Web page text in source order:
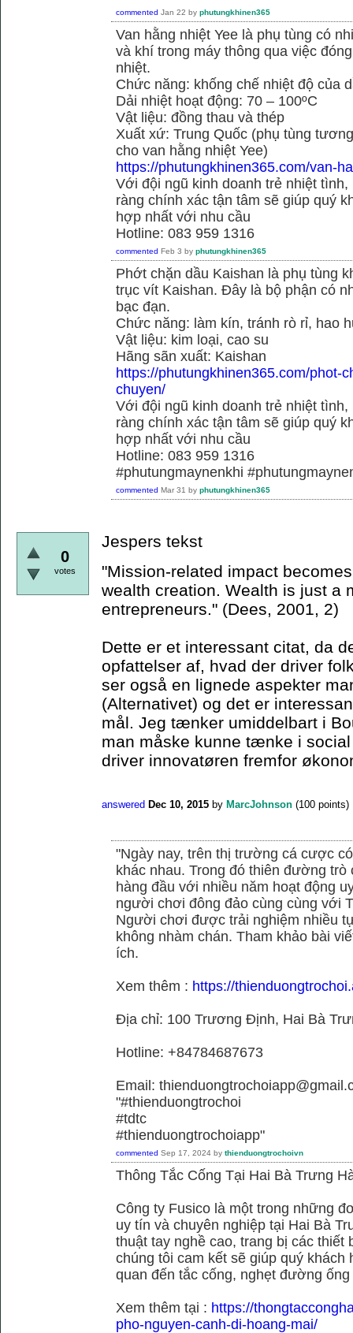
commented Jan 22 by phutungkhinen365
Van hằng nhiệt Yee là phụ tùng có
và khí trong máy thông qua việc
nhiệt.
Chức năng: khống chế nhiệt độ của
Dải nhiệt hoạt động: 70 – 100ºC
Vật liệu: đồng thau và thép
Xuất xứ: Trung Quốc (phụ tùng
cho van hằng nhiệt Yee)
https://phutungkhinen365.com/van-
Với đội ngũ kinh doanh trẻ nhiệt
ràng chính xác tận tâm sẽ giúp quý
hợp nhất với nhu cầu
Hotline: 083 959 1316
commented Feb 3 by phutungkhinen365
Phớt chặn dầu Kaishan là phụ tùng
trục vít Kaishan. Đây là bộ phận có
bạc đạn.
Chức năng: làm kín, tránh rò rỉ, hao
Vật liệu: kim loại, cao su
Hãng sãn xuất: Kaishan
https://phutungkhinen365.com/phot-
chuyen/
Với đội ngũ kinh doanh trẻ nhiệt
ràng chính xác tận tâm sẽ giúp quý
hợp nhất với nhu cầu
Hotline: 083 959 1316
#phutungmaynenkhi
commented Mar 31 by phutungkhinen365
0
votes
Jespers tekst
"Mission-related impact
wealth creation. Wealth is just a
entrepreneurs." (Dees, 2001, 2)
Dette er et interessant citat, da
opfattelser af, hvad der driver
ser også en lignede aspekter
(Alternativet) og det er
mål. Jeg tænker umiddelbart i
man måske kunne tænke i
driver innovatøren fremfor
answered Dec 10, 2015 by MarcJohnson (100 points)
"Ngày nay, trên thị trường cá cược
khác nhau. Trong đó thiên đường
hàng đầu với nhiều năm hoạt động
người chơi đông đảo cùng cùng với
Người chơi được trải nghiệm nhiều
không nhàm chán. Tham khảo bài
ích.
Xem thêm : https://
Địa chỉ: 100 Trương Định, Hai Bà
Hotline: +84784687673
Email:
"#thienduongtrochoi
#tdtc
#thienduongtrochoiapp"
commented Sep 17, 2024 by thienduongtrochoivn
Thông Tắc Cống Tại Hai Bà Trưng
Công ty Fusico là một trong những
uy tín và chuyên nghiệp tại Hai Bà
thuật tay nghề cao, trang bị các thiết
chúng tôi cam kết sẽ giúp quý
quan đến tắc cống, nghẹt đường
Xem thêm tại : https://
pho-nguyen-canh-di-hoang-mai/